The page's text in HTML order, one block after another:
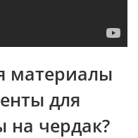
материалы
для
на чердак?